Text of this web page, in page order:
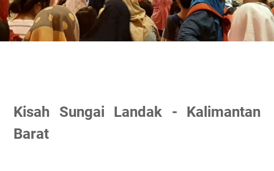
Kisah Sungai Landak - Kalimantan
Barat